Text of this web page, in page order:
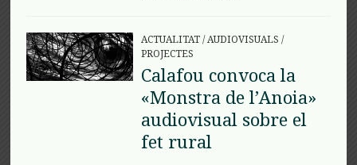
ACTUALITAT/AUDIOVISUALS /
PROJECTES
Calafou convoca la
«Monstra de l’Anoia»
audiovisual sobre el
fet rural